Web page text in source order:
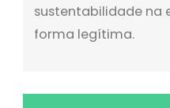
sustentabilidade na
forma legítima.